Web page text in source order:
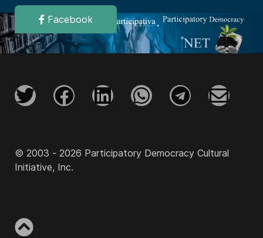
Facebook
© 2003 - 2026 Participatory Democracy Cultural
Initiative, Inc.